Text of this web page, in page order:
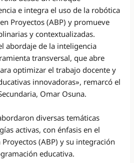
e integra el uso de la robótica
Proyectos (ABP) y promueve
y contextualizadas.
abordaje de la inteligencia
transversal, que abre
optimizar el trabajo docente y
innovadoras», remarcó el
Omar Osuna.
diversas temáticas
activas, con énfasis en el
(ABP) y su integración
educativa.